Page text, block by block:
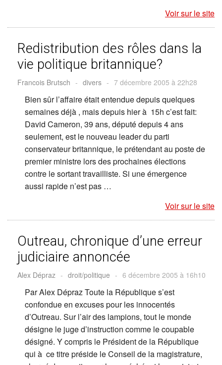
Voir sur le site
Redistribution des rôles dans la
vie politique britannique?
Francois Brutsch - divers - 7 décembre 2005 à 22h28
Bien sûr l’affaire était entendue depuis quelques
semaines déjà , mais depuis hier à 15h c’est fait:
David Cameron, 39 ans, député depuis 4 ans
seulement, est le nouveau leader du parti
conservateur britannique, le prétendant au poste de
premier ministre lors des prochaines élections
contre le sortant travailliste. Si une émergence
aussi rapide n’est pas …
Voir sur le site
Outreau, chronique d’une erreur
judiciaire annoncée
Alex Dépraz - droit/politique - 6 décembre 2005 à 16h10
Par Alex Dépraz Toute la République s’est
confondue en excuses pour les innocentés
d’Outreau. Sur l’air des lampions, tout le monde
désigne le juge d’instruction comme le coupable
désigné. Y compris le Président de la République
qui à ce titre préside le Conseil de la magistrature,